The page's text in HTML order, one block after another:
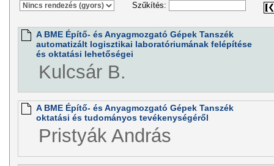
Szűkítés:
A BME Építő- és Anyagmozgató Gépek Tanszék
automatizált logisztikai laboratóriumának felépítése
és oktatási lehetőségei
Kulcsár B.
A BME Építő- és Anyagmozgató Gépek Tanszék
oktatási és tudományos tevékenységéről
Pristyák András